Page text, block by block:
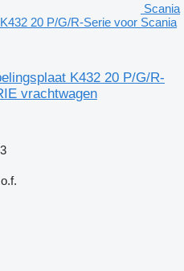
Scania
20 P/G/R-Serie voor Scania
K432 20 P/G/R-
vrachtwagen